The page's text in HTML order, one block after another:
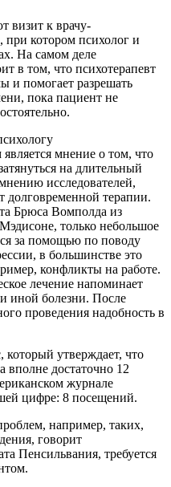
визит к врачу-
при котором психолог и
На самом деле
в том, что психотерапевт
и помогает разрешать
пока пациент не
мнение о том, что
на длительный
исследователей,
долговременной терапии.
Брюса Вомполда из
только небольшое
за помощью по поводу
в большинстве это
конфликты на работе.
лечение напоминает
иной болезни. После
проведения надобность в
утверждает, что
вполне достаточно 12
журнале
цифре: 8 посещений.
например, таких,
говорит
Пенсильвания, требуется